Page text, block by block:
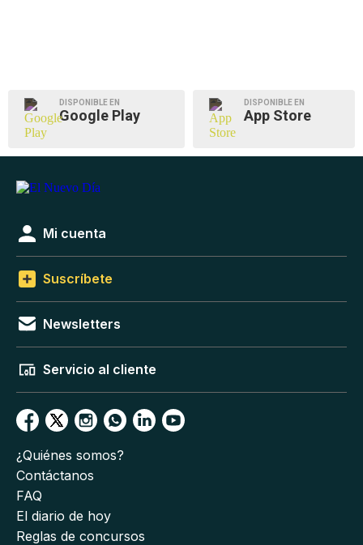
DISPONIBLE EN
Google Play
DISPONIBLE EN
App Store
Mi cuenta
Suscríbete
Newsletters
Servicio al cliente
¿Quiénes somos?
Contáctanos
FAQ
El diario de hoy
Reglas de concursos